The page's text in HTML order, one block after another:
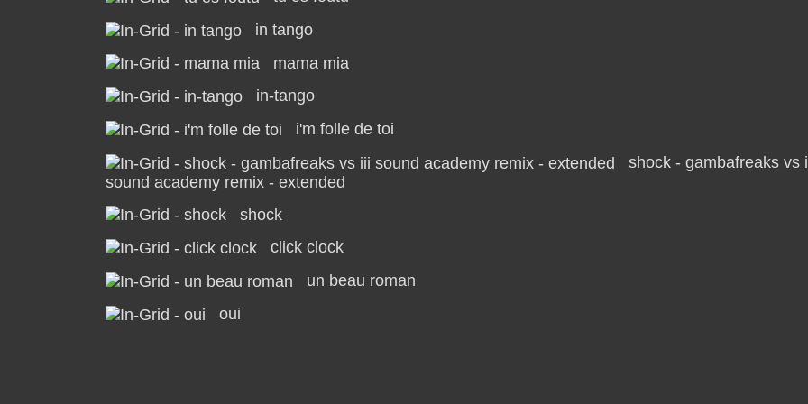
in tango
mama mia
in-tango
i'm folle de toi
shock - gambafreaks vs
sound academy remix - extended
shock
click clock
un beau roman
oui